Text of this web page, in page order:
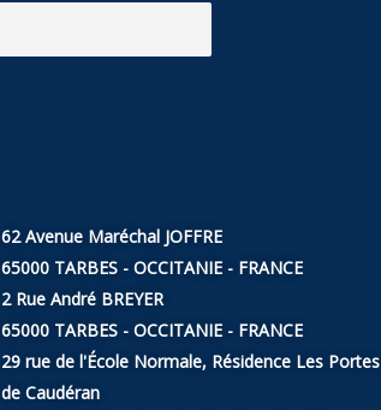
62 Avenue Maréchal JOFFRE
65000 TARBES - OCCITANIE - FRANCE
2 Rue André BREYER
65000 TARBES - OCCITANIE - FRANCE
29 rue de l'École Normale, Résidence Les Portes
de Caudéran